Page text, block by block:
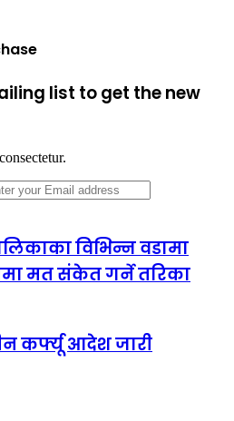
list to get the new
विभिन्न वडामा
मत संकेत गर्ने तरिका
कर्फ्यू आदेश जारी